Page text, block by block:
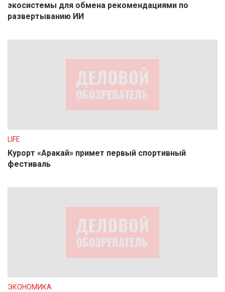
экосистемы для обмена рекомендациями по
развертыванию ИИ
LIFE
Курорт «Аракай» примет первый спортивный
фестиваль
ЭКОНОМИКА